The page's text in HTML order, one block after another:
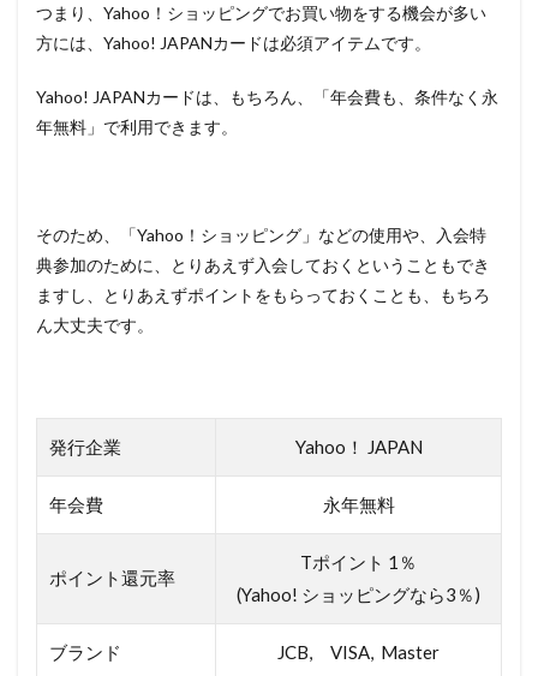
つまり、Yahoo！ショッピングでお買い物をする機会が多い
方には、Yahoo! JAPANカードは必須アイテムです。
Yahoo! JAPANカードは、もちろん、「年会費も、条件なく永
年無料」で利用できます。
そのため、「Yahoo！ショッピング」などの使用や、入会特
典参加のために、とりあえず入会しておくということもでき
ますし、とりあえずポイントをもらっておくことも、もちろ
ん大丈夫です。
発行企業 Yahoo！ JAPAN
年会費 永年無料
ポイント還元率
Tポイント 1％
(Yahoo! ショッピングなら3％)
ブランド JCB, VISA, Master